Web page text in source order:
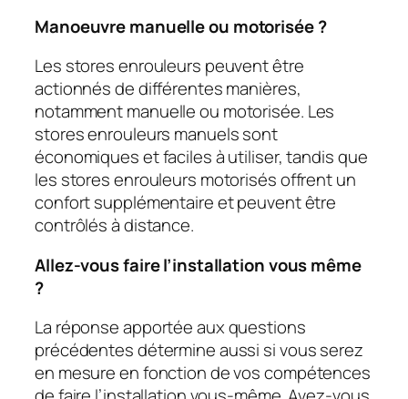
Manoeuvre manuelle ou motorisée ?
Les stores enrouleurs peuvent être
actionnés de différentes manières,
notamment manuelle ou motorisée. Les
stores enrouleurs manuels sont
économiques et faciles à utiliser, tandis que
les stores enrouleurs motorisés offrent un
confort supplémentaire et peuvent être
contrôlés à distance.
Allez-vous faire l’installation vous même
?
La réponse apportée aux questions
précédentes détermine aussi si vous serez
en mesure en fonction de vos compétences